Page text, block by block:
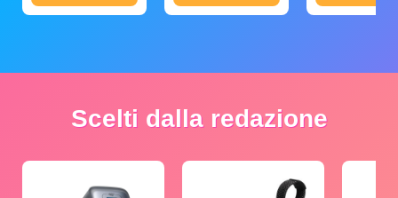
Scelti dalla redazione